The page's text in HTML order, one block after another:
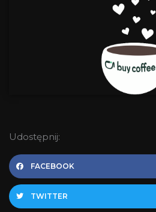
Udostępnij:
FACEBOOK
TWITTER